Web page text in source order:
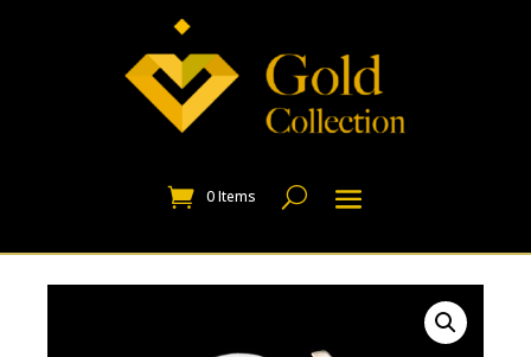
0 Items